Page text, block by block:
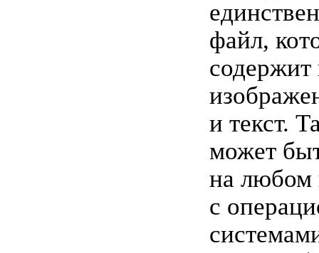
файл,
содержит
и текст.
может
на любом
с